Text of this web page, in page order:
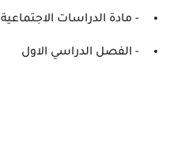
- مادة الدراسات الاجتماعية
- الفصل الدراسي الاول